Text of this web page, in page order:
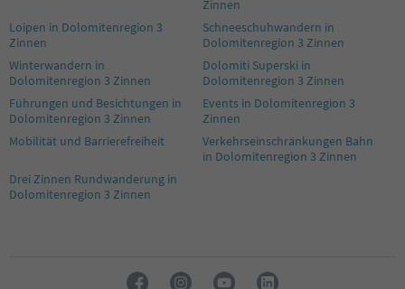
Zinnen
Loipen in Dolomitenregion 3
Zinnen
Schneeschuhwandern in
Dolomitenregion 3 Zinnen
Winterwandern in
Dolomitenregion 3 Zinnen
Dolomiti Superski in
Dolomitenregion 3 Zinnen
Führungen und Besichtungen in
Dolomitenregion 3 Zinnen
Events in Dolomitenregion 3
Zinnen
Mobilität und Barrierefreiheit
Verkehrseinschränkungen Bahn
in Dolomitenregion 3 Zinnen
Drei Zinnen Rundwanderung in
Dolomitenregion 3 Zinnen